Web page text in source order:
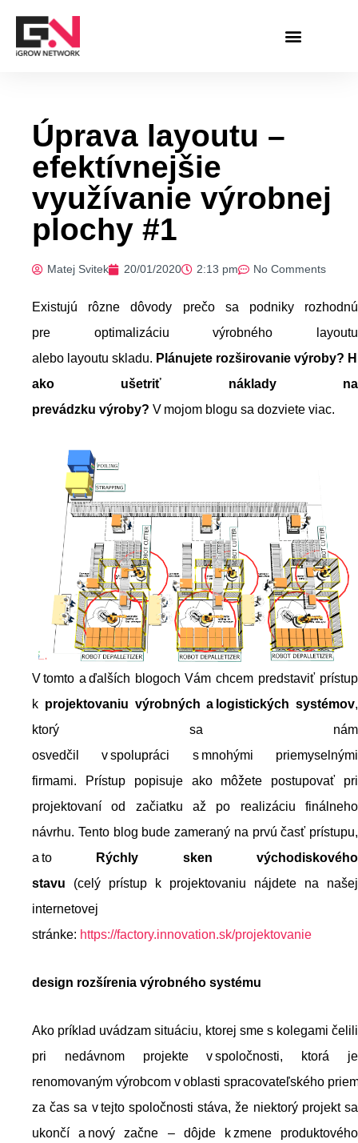
content
Úprava layoutu –
efektívnejšie
využívanie výrobnej
plochy #1
Matej Svitek 20/01/2020 2:13 pm No Comments
Existujú rôzne dôvody prečo sa podniky rozhodnú
pre optimalizáciu výrobného layoutu
alebo layoutu skladu. Plánujete rozširovanie výroby?
ako ušetriť náklady na
prevádzku výroby? V mojom blogu sa dozviete viac.
V tomto a ďalších blogoch Vám chcem predstaviť prístup
k projektovaniu výrobných a logistických systémov,
ktorý sa nám
osvedčil v spolupráci s mnohými priemyselnými
firmami. Prístup popisuje ako môžete postupovať pri
projektovaní od začiatku až po realizáciu finálneho
návrhu. Tento blog bude zameraný na prvú časť prístupu,
a to
Rýchly sken východiskového
stavu (celý prístup k projektovaniu nájdete na našej
internetovej
stránke: https://factory.innovation.sk/projektovanie
design rozšírenia výrobného systému
Ako príklad uvádzam situáciu, ktorej sme s kolegami čelili
pri nedávnom projekte v spoločnosti, ktorá je
renomovaným výrobcom v oblasti spracovateľského
za čas sa v tejto spoločnosti stáva, že niektorý projekt sa
ukončí a nový začne – dôjde k zmene produktového